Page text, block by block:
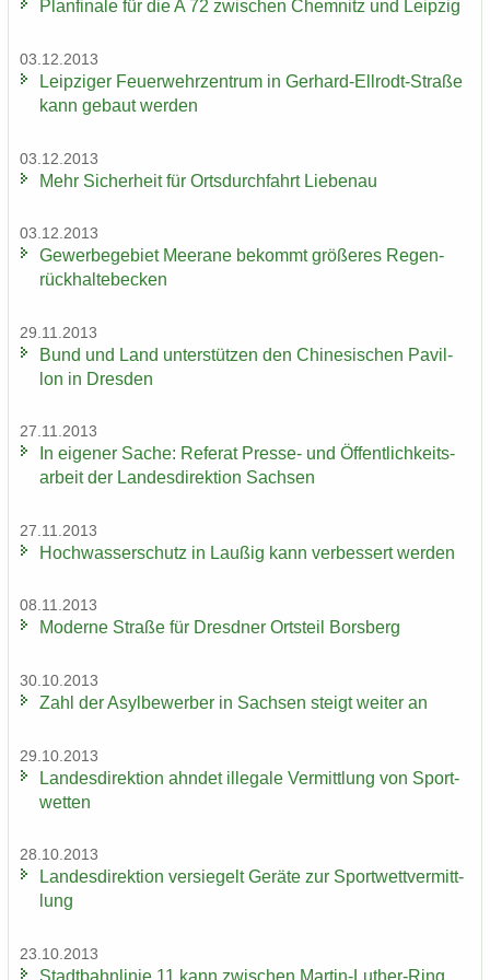
Plan­fi­na­le für die A 72 zwi­schen Chem­nitz und Leip­zig
03.12.2013
Leip­zi­ger Feu­er­wehr­zen­trum in Gerhard-​Ellrodt-Straße
kann ge­baut wer­den
03.12.2013
Mehr Si­cher­heit für Orts­durch­fahrt Lie­be­nau
03.12.2013
Ge­wer­be­ge­biet Meer­a­ne be­kommt grö­ße­res Re­gen­
rück­hal­te­be­cken
29.11.2013
Bund und Land un­ter­stüt­zen den Chi­ne­si­schen Pa­vil­
lon in Dres­den
27.11.2013
In ei­ge­ner Sache: Re­fe­rat Presse-​ und Öf­fent­lich­keits­
ar­beit der Lan­des­di­rek­ti­on Sach­sen
27.11.2013
Hoch­was­ser­schutz in Lau­ßig kann ver­bes­sert wer­den
08.11.2013
Mo­der­ne Stra­ße für Dresd­ner Orts­teil Borsberg
30.10.2013
Zahl der Asyl­be­wer­ber in Sach­sen steigt wei­ter an
29.10.2013
Lan­des­di­rek­ti­on ahn­det il­le­ga­le Ver­mitt­lung von Sport­
wet­ten
28.10.2013
Lan­des­di­rek­ti­on ver­sie­gelt Ge­rä­te zur Sport­wett­ver­mitt­
lung
23.10.2013
Stadt­bahn­li­nie 11 kann zwi­schen Martin-​Luther-Ring